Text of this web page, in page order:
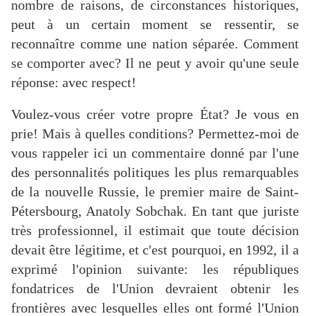
nombre de raisons, de circonstances historiques,
peut à un certain moment se ressentir, se
reconnaître comme une nation séparée. Comment
se comporter avec? Il ne peut y avoir qu'une seule
réponse: avec respect!
Voulez-vous créer votre propre État? Je vous en
prie! Mais à quelles conditions? Permettez-moi de
vous rappeler ici un commentaire donné par l'une
des personnalités politiques les plus remarquables
de la nouvelle Russie, le premier maire de Saint-
Pétersbourg, Anatoly Sobchak. En tant que juriste
très professionnel, il estimait que toute décision
devait être légitime, et c'est pourquoi, en 1992, il a
exprimé l'opinion suivante: les républiques
fondatrices de l'Union devraient obtenir les
frontières avec lesquelles elles ont formé l'Union